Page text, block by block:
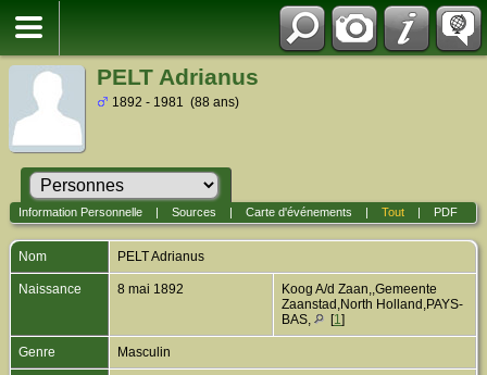
PELT Adrianus
1892 - 1981 (88 ans)
Information Personnelle| Sources Carte d'événements Tout| PDF
Nom PELTAdrianus
Naissance 8 mai 1892
Koog A/d Zaan,,Gemeente
Zaanstad,North Holland,PAYS-
BAS,
[1]
Genre Masculin